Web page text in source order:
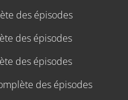
des épisodes
des épisodes
des épisodes
des épisodes